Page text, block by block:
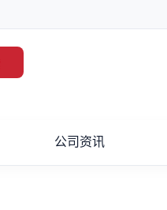
公司资讯